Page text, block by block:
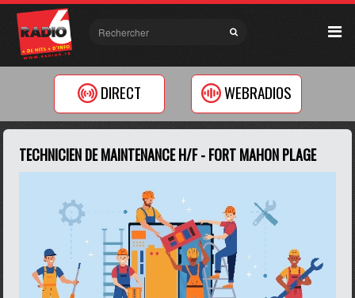
DIRECT WEBRADIOS
TECHNICIEN DE MAINTENANCE H/F - FORT MAHON PLAGE